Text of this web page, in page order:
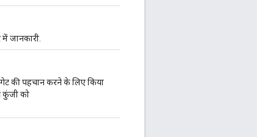
जानकारी.
की पहचान करने के लिए किया
कुंजी को